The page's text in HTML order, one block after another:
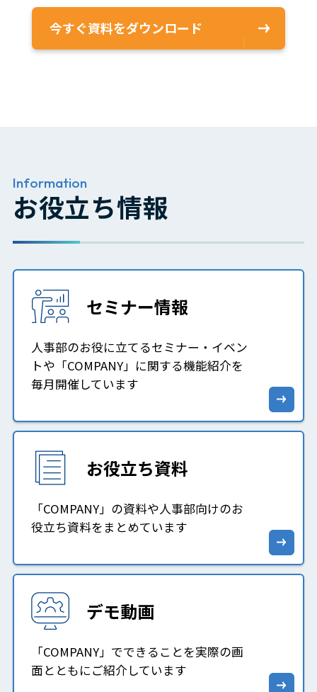
今すぐ資料をダウンロード
Information
お役立ち情報
セミナー情報
人事部のお役に立てるセミナー・イベン
トや「COMPANY」に関する機能紹介を
毎月開催しています
お役立ち資料
「COMPANY」の資料や人事部向けのお
役立ち資料をまとめています
デモ動画
「COMPANY」でできることを実際の画
面とともにご紹介しています